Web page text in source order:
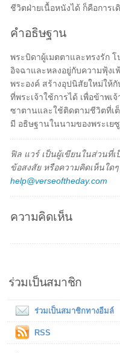
ชีวิตฝ่ายเนื้อหนังได้ ก็คือการ
คำอธิษฐาน
พระบิดาผู้เมตตาและทรงรัก
อิจฉาและหลงอยู่กับความฟุ้ง
พระองค์ สร้างอุปนิสัยใหม่ให้
ที่พระเจ้าใช้การได้ เพื่อข้าพเ
ซาตานและใช้ติดตามชีวิตที่เ
มี อธิษฐานในนามของพระเย
ฟิล แวร์ เป็นผู้เขียนในส่วนที่
ข้อสงสัย หรือความคิดเห็นใด
help@verseoftheday.com
ความคิดเห็น
ร่วมเป็นสมาชิก
ร่วมเป็นสมาชิกทางอีมล์
RSS